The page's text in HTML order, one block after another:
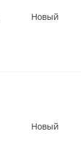
Новый
Новый